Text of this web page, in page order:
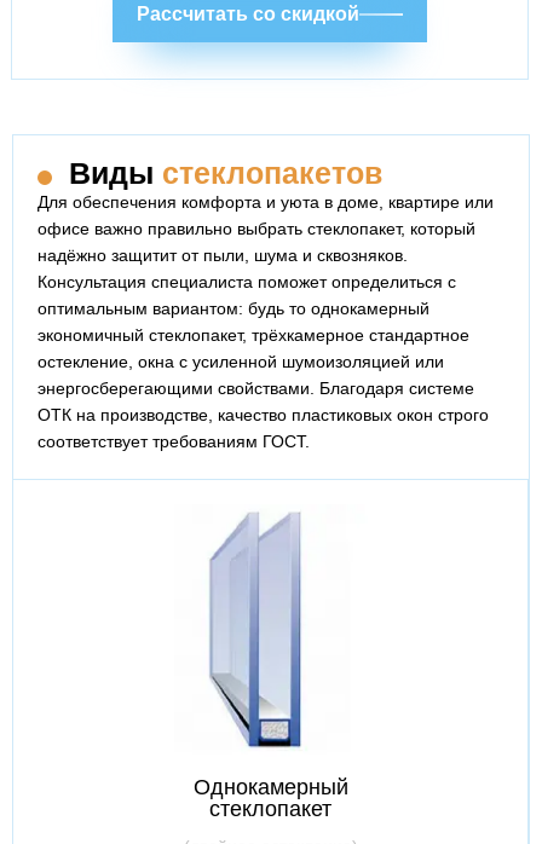
Рассчитать со скидкой
Виды стеклопакетов
Для обеспечения комфорта и уюта в доме, квартире или
офисе важно правильно выбрать стеклопакет, который
надёжно защитит от пыли, шума и сквозняков.
Консультация специалиста поможет определиться с
оптимальным вариантом: будь то однокамерный
экономичный стеклопакет, трёхкамерное стандартное
остекление, окна с усиленной шумоизоляцией или
энергосберегающими свойствами. Благодаря системе
ОТК на производстве, качество пластиковых окон строго
соответствует требованиям ГОСТ.
Однокамерный
стеклопакет